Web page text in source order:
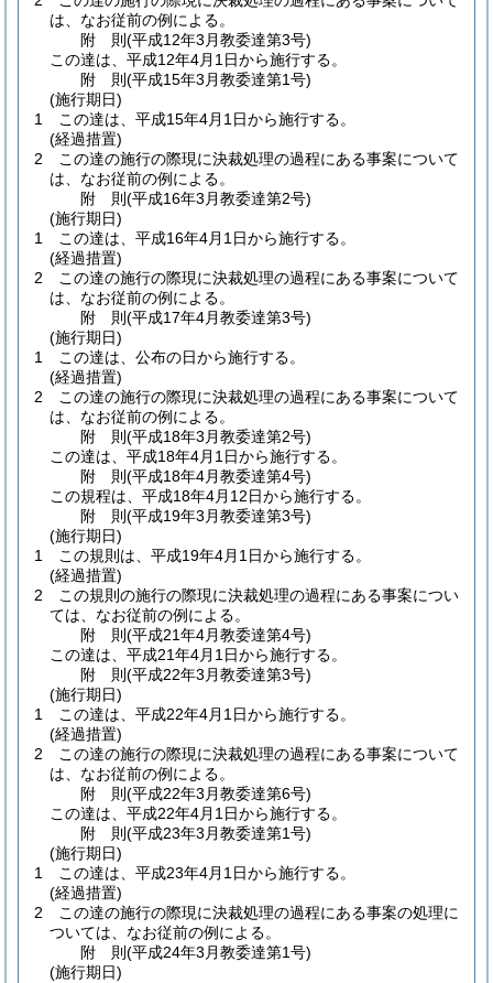
は、なお従前の例による。
附 則(平成12年3月教委達第3号)
この達は、平成12年4月1日から施行する。
附 則(平成15年3月教委達第1号)
(施行期日)
1
この達は、平成15年4月1日から施行する。
(経過措置)
2
この達の施行の際現に決裁処理の過程にある事案について
は、なお従前の例による。
附 則(平成16年3月教委達第2号)
(施行期日)
1
この達は、平成16年4月1日から施行する。
(経過措置)
2
この達の施行の際現に決裁処理の過程にある事案について
は、なお従前の例による。
附 則(平成17年4月教委達第3号)
(施行期日)
1
この達は、公布の日から施行する。
(経過措置)
2
この達の施行の際現に決裁処理の過程にある事案について
は、なお従前の例による。
附 則(平成18年3月教委達第2号)
この達は、平成18年4月1日から施行する。
附 則(平成18年4月教委達第4号)
この規程は、平成18年4月12日から施行する。
附 則(平成19年3月教委達第3号)
(施行期日)
1
この規則は、平成19年4月1日から施行する。
(経過措置)
2
この規則の施行の際現に決裁処理の過程にある事案につい
ては、なお従前の例による。
附 則(平成21年4月教委達第4号)
この達は、平成21年4月1日から施行する。
附 則(平成22年3月教委達第3号)
(施行期日)
1
この達は、平成22年4月1日から施行する。
(経過措置)
2
この達の施行の際現に決裁処理の過程にある事案について
は、なお従前の例による。
附 則(平成22年3月教委達第6号)
この達は、平成22年4月1日から施行する。
附 則(平成23年3月教委達第1号)
(施行期日)
1
この達は、平成23年4月1日から施行する。
(経過措置)
2
この達の施行の際現に決裁処理の過程にある事案の処理に
ついては、なお従前の例による。
附 則(平成24年3月教委達第1号)
(施行期日)